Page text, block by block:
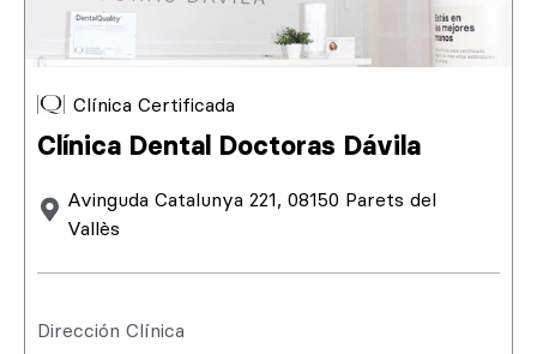
Clínica Certificada
Clínica Dental Doctoras Dávila
Avinguda Catalunya 221, 08150 Parets del
Vallès
Dirección Clínica